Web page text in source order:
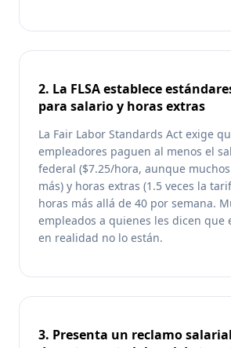
2. La FLSA establece
para salario y horas extras
La Fair Labor Standards Act exige
empleadores paguen al menos el
federal ($7.25/hora, aunque
más) y horas extras (1.5 veces la
horas más allá de 40 por semana.
empleados a quienes les dicen que
en realidad no lo están.
3. Presenta un reclamo